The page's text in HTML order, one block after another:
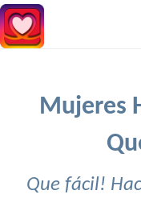
Mujeres
Que fácil!